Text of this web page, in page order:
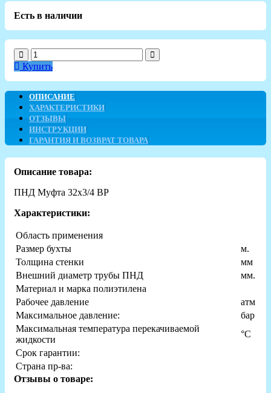
Есть в наличии
Купить
ОПИСАНИЕ
ХАРАКТЕРИСТИКИ
ОТЗЫВЫ
ИНСТРУКЦИИ
ГАРАНТИЯ И ВОЗВРАТ ТОВАРА
Описание товара:
ПНД Муфта 32х3/4 ВР
Характеристики:
Область применения
Размер бухты
м.
Толщина стенки
мм
Внешний диаметр трубы ПНД
мм.
Материал и марка полиэтилена
Рабочее давление
атм
Максимальное давление:
бар
Максимальная температура перекачиваемой
жидкости
°С
Срок гарантии:
Страна пр-ва:
Отзывы о товаре: